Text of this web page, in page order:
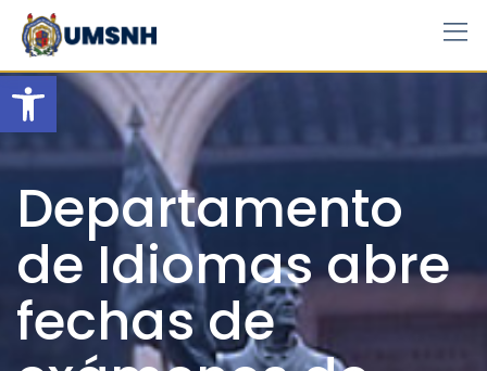
Open toolbar
Skip
content
Departamento
de Idiomas abre
fechas de